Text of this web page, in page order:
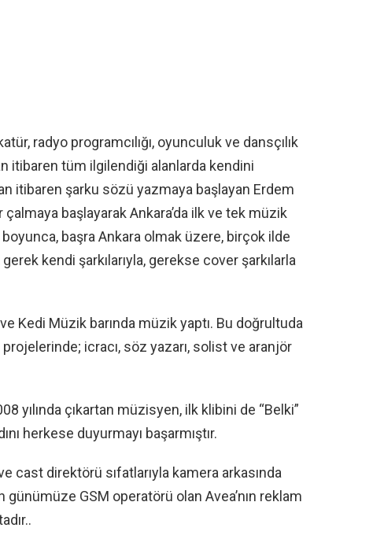
radyo programcılığı, oyunculuk ve dansçılık
itibaren tüm ilgilendiği alanlarda kendini
itibaren şarku sözü yazmaya başlayan Erdem
başlayarak Ankara’da ilk ve tek müzik
başra Ankara olmak üzere, birçok ilde
kendi şarkılarıyla, gerekse cover şarkılarla
Kedi Müzik barında müzik yaptı. Bu doğrultuda
icracı, söz yazarı, solist ve aranjör
yılında çıkartan müzisyen, ilk klibini de “Belki”
herkese duyurmayı başarmıştır.
cast direktörü sıfatlarıyla kamera arkasında
GSM operatörü olan Avea’nın reklam